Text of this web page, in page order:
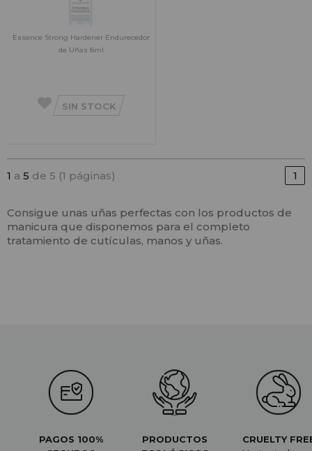
Essence Strong Hardener Endurecedor
de Uñas 8ml
SIN STOCK
1 a 5 de 5 (1 páginas) 1
Consigue unas uñas perfectas con los productos de
manicura que disponemos para el completo
tratamiento de cutículas, manos y uñas.
PAGOS 100%
PRODUCTOS
CRUELTY